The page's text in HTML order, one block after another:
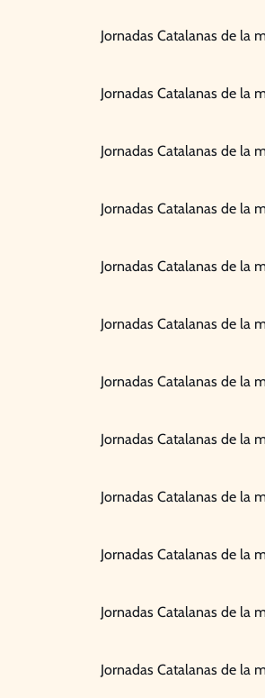
Jornadas Catalanas de la
Jornadas Catalanas de la
Jornadas Catalanas de la
Jornadas Catalanas de la
Jornadas Catalanas de la
Jornadas Catalanas de la
Jornadas Catalanas de la
Jornadas Catalanas de la
Jornadas Catalanas de la
Jornadas Catalanas de la
Jornadas Catalanas de la
Jornadas Catalanas de la